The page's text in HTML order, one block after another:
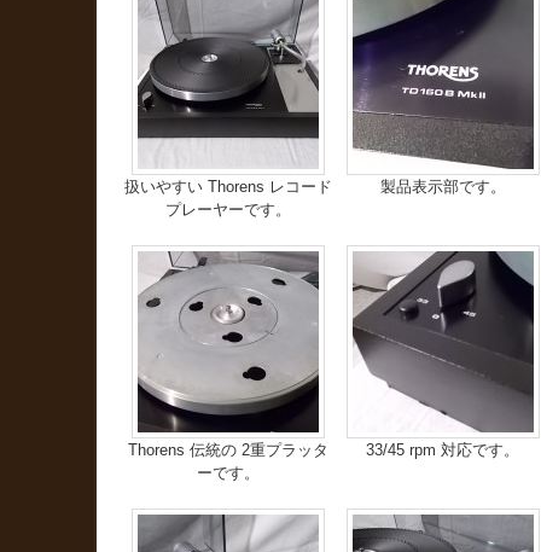
扱いやすい Thorens レコード
プレーヤーです。
製品表示部です。
Thorens 伝統の 2重プラッタ
ーです。
33/45 rpm 対応です。